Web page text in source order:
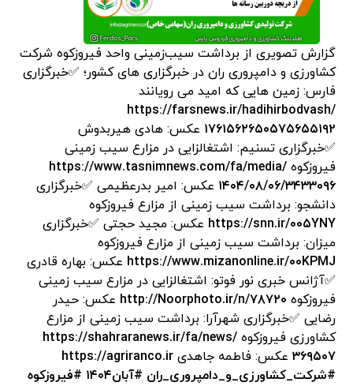
گزارش تصویری از برداشت سیب‌زمینی واحد فیروزکوه شرکت
کشاورزی و دامپروری ران در خبرگزاری های کشور؛ ✅خبرگزاری
فارس: زمین هایی که امید می رویانند
https://farsnews.ir/hadihirbodvash/
۱۷۶۱۵۶۲۶۵۰۵۷۵۶۵۵۱۹۲ عکس: هادی هیربدوش
✅خبرگزاری تسنیم: اشتغالزایی در مزارع سیب زمینی
فیروزکوهhttps://www.tasnimnews.com/fa/media/
۱۴۰۴/۰۸/۰۶/۳۴۳۳۰۹۶ عکس: امیر بدرعظیمی ✅خبرگزاری
دانشجو: برداشت سیب زمینی از مزارع فیروزکوه
https://snn.ir/۰۰۵YNY عکس: مجید حجتی ✅خبرگزاری
میزان: برداشت سیب زمینی از مزارع فیروزکوه
https://www.mizanonline.ir/۰۰KPMJ عکس: بهاره قادری
✅آژانس خبری نور فوتو: اشتغالزایی در مزارع سیب زمینی
فیروزکوه http://Noorphoto.ir/n/۷۸۷۲۰ عکس: حیدر
رضایی ✅خبرگزاری شهرآرا: برداشت سیب زمینی از مزارع
کشاورزی فیروزکوهhttps://shahraranews.ir/fa/news/
۳۶۹۵۰۷ عکس: فاطمه جاهدیhttps://agriranco.ir
#شرکت_کشاورزی_و_دامپروری_ران #آبان۱۴۰۴ #فیروزکوه